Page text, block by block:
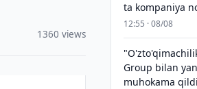
1360 views
ta kompaniya
12:55 · 08/08
Group bilan
muhokama qildi